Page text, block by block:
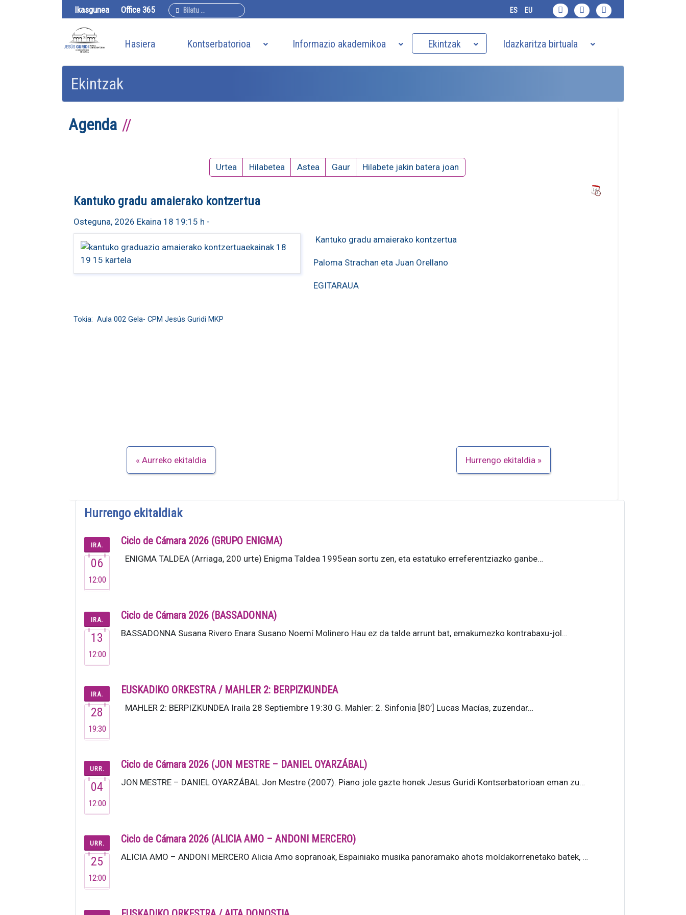
Ikasgunea Office 365 Bilatu ES EU
Hasiera Kontserbatorioa Informazio akademikoa Ekintzak Idazkaritza birtuala
Ekintzak
Agenda
Urtea Hilabetea Astea Gaur Hilabete jakin batera joan
Kantuko gradu amaierako kontzertua
Osteguna, 2026 Ekaina 18 19:15 h -
Kantuko gradu amaierako kontzertua
Paloma Strachan eta Juan Orellano
EGITARAUA
Tokia: Aula 002 Gela- CPM Jesús Guridi MKP
Aurreko ekitaldia Hurrengo ekitaldia
Hurrengo ekitaldiak
IRA.
06
12:00
Ciclo de Cámara 2026 (GRUPO ENIGMA)
ENIGMA TALDEA (Arriaga, 200 urte) Enigma Taldea 1995ean sortu zen, eta estatuko erreferentziazko ganbe…
IRA.
13
12:00
Ciclo de Cámara 2026 (BASSADONNA)
BASSADONNA Susana Rivero Enara Susano Noemí Molinero Hau ez da talde arrunt bat, emakumezko kontrabaxu-jol…
IRA.
28
19:30
EUSKADIKO ORKESTRA / MAHLER 2: BERPIZKUNDEA
MAHLER 2: BERPIZKUNDEA Iraila 28 Septiembre 19:30 G. Mahler: 2. Sinfonia [80’] Lucas Macías, zuzendar…
URR.
04
12:00
Ciclo de Cámara 2026 (JON MESTRE – DANIEL OYARZÁBAL)
JON MESTRE – DANIEL OYARZÁBAL Jon Mestre (2007). Piano jole gazte honek Jesus Guridi Kontserbatorioan eman zu…
URR.
25
12:00
Ciclo de Cámara 2026 (ALICIA AMO – ANDONI MERCERO)
ALICIA AMO – ANDONI MERCERO Alicia Amo sopranoak, Espainiako musika panoramako ahots moldakorrenetako batek, …